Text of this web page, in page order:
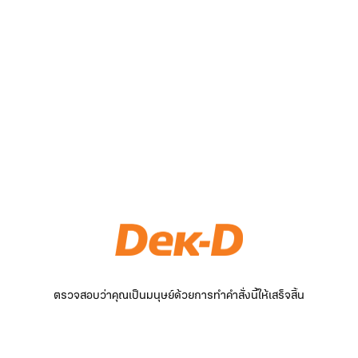
ตรวจสอบว่าคุณเป็นมนุษย์ด้วยการทำคำสั่งนี้ให้เสร็จสิ้น